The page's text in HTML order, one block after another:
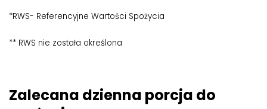
*RWS- Referencyjne Wartości Spożycia
** RWS nie została określona
Zalecana dzienna porcja do